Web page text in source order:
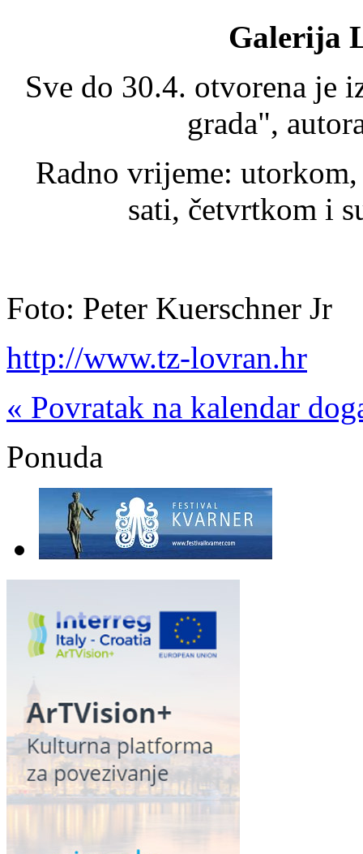
Galerija
Sve do 30.4. otvorena je
grada",
Radno vrijeme:
sati, četvrtkom i
Foto: Peter Kuerschner Jr
http://www.tz-lovran.hr
« Povratak na kalendar
Ponuda